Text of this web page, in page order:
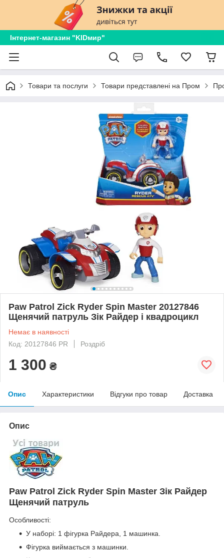
Інтернет-магазин "KIDмир"
Товари та послуги Товари представлені на Пром
Paw Patrol Zick Ryder Spin Master 20127846
Щенячий патруль Зік Райдер і квадроцикл
Немає в наявності
Код: 20127846 PR
Роздріб
1 300 ₴
Опис Характеристики Відгуки про товар Доставка
Опис
Paw Patrol Zick Ryder Spin Master Зік Райдер
Щенячий патруль
Особливості:
У наборі: 1 фігурка Райдера, 1 машинка.
Фігурка виймається з машинки.